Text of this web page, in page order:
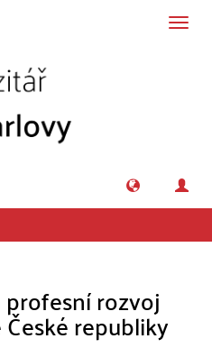
profesní rozvoj
republiky